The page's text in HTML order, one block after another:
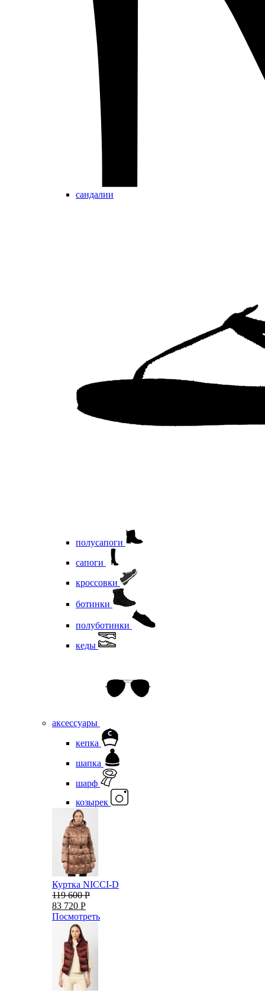
сандалии
полусапоги
сапоги
кроссовки
ботинки
полуботинки
кеды
аксессуары
кепка
шапка
шарф
козырек
Куртка NICCI-D
119 600 Р
83 720 Р
Посмотреть